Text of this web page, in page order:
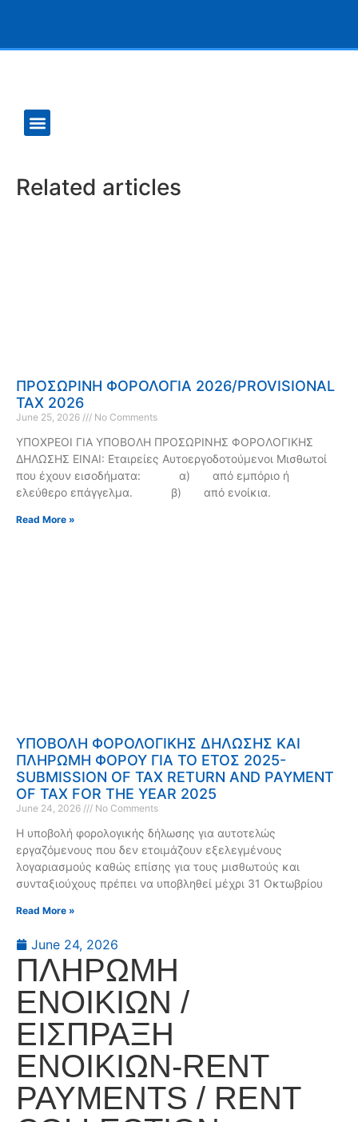
Related articles
ΠΡΟΣΩΡΙΝΗ ΦΟΡΟΛΟΓΙΑ 2026/PROVISIONAL
TAX 2026
June 25, 2026 No Comments
ΥΠΟΧΡΕΟΙ ΓΙΑ ΥΠΟΒΟΛΗ ΠΡΟΣΩΡΙΝΗΣ ΦΟΡΟΛΟΓΙΚΗΣ
ΔΗΛΩΣΗΣ ΕΙΝΑΙ: Εταιρείες Αυτοεργοδοτούμενοι Μισθωτοί
που έχουν εισοδήματα: α) από εμπόριο ή
ελεύθερο επάγγελμα. β) από ενοίκια.
Read More »
ΥΠΟΒΟΛΗ ΦΟΡΟΛΟΓΙΚΗΣ ΔΗΛΩΣΗΣ ΚΑΙ
ΠΛΗΡΩΜΗ ΦΟΡΟΥ ΓΙΑ ΤΟ ΕΤΟΣ 2025-
SUBMISSION OF TAX RETURN AND PAYMENT
OF TAX FOR THE YEAR 2025
June 24, 2026 No Comments
Η υποβολή φορολογικής δήλωσης για αυτοτελώς
εργαζόμενους που δεν ετοιμάζουν εξελεγμένους
λογαριασμούς καθώς επίσης για τους μισθωτούς και
συνταξιούχους πρέπει να υποβληθεί μέχρι 31 Οκτωβρίου
Read More »
June 24, 2026
ΠΛΗΡΩΜΗ
ΕΝΟΙΚΙΩΝ /
ΕΙΣΠΡΑΞΗ
ΕΝΟΙΚΙΩΝ-RENT
PAYMENTS / RENT